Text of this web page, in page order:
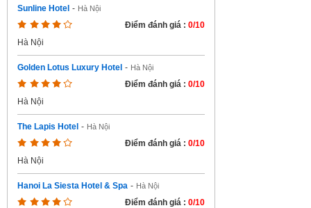
Sunline Hotel - Hà Nội
Điểm đánh giá : 0/10
Hà Nội
Golden Lotus Luxury Hotel - Hà Nội
Điểm đánh giá : 0/10
Hà Nội
The Lapis Hotel - Hà Nội
Điểm đánh giá : 0/10
Hà Nội
Hanoi La Siesta Hotel & Spa - Hà Nội
Điểm đánh giá : 0/10